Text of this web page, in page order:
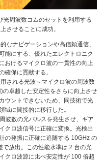
光周波数コムのセットを利用する
させることに成功。
なナビゲーションや高信頼通信、
能にする、優れたエレクトロニク
おけるマイクロ波の一貫性の向上
確保に貢献する。
される光波～マイクロ波の周波数
卓越した安定性をさらに向上させ
ウントできないため、同技術で光
域に間接的に移行した。
波数の光パルスを発生させ、ギア
クロ波信号に正確に変換。光検出
の発振に正確に追随する 10GHz の
放出。この性能水準は 2 台の光
クロ波源に比べ安定性が 100 倍超